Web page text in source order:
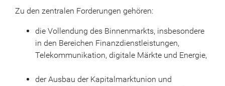
Zu den zentralen Forderungen gehören:
die Vollendung des Binnenmarkts, insbesondere
in den Bereichen Finanzdienstleistungen,
Telekommunikation, digitale Märkte und Energie,
der Ausbau der Kapitalmarktunion und